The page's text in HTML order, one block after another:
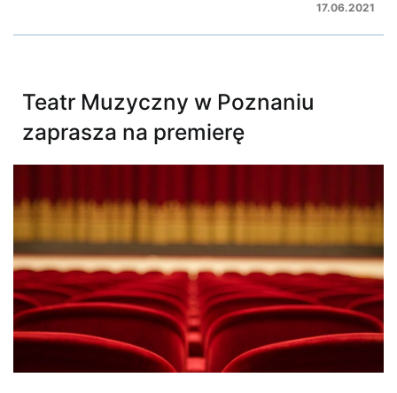
17.06.2021
Teatr Muzyczny w Poznaniu
zaprasza na premierę